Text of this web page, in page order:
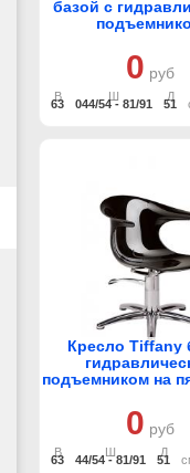
0 руб
В
63
Ш
044/54 - 81/91
Д
51
базой с
0 руб
В
63
Ш
44/54 - 81/91
Д
51
Кресло Tiffany
подъемником на